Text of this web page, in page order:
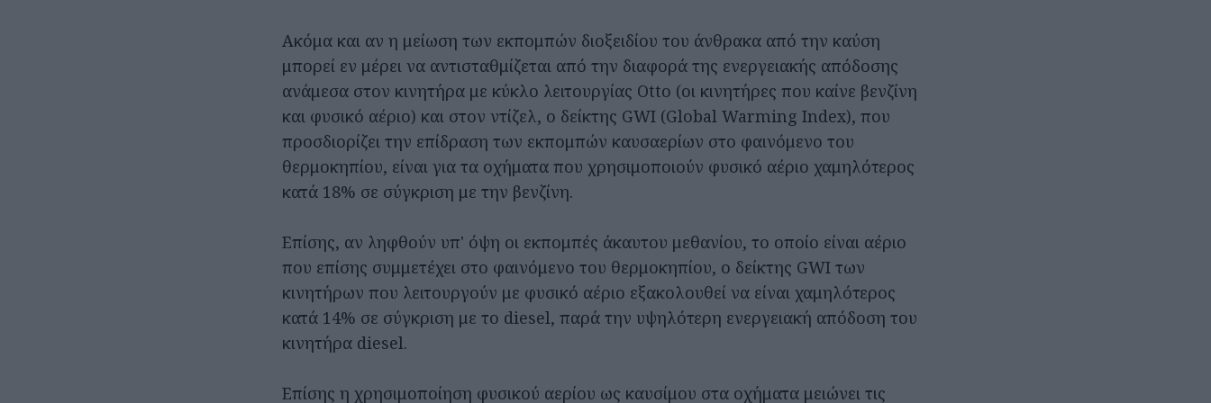
Ακόμα και αν η μείωση των εκπομπών διοξειδίου του άνθρακα από την καύση
μπορεί εν μέρει να αντισταθμίζεται από την διαφορά της ενεργειακής απόδοσης
ανάμεσα στον κινητήρα με κύκλο λειτουργίας Otto (οι κινητήρες που καίνε βενζίνη
και φυσικό αέριο) και στον ντίζελ, ο δείκτης GWI (Global Warming Index), που
προσδιορίζει την επίδραση των εκπομπών καυσαερίων στο φαινόμενο του
θερμοκηπίου, είναι για τα οχήματα που χρησιμοποιούν φυσικό αέριο χαμηλότερος
κατά 18% σε σύγκριση με την βενζίνη.
Επίσης, αν ληφθούν υπ' όψη οι εκπομπές άκαυτου μεθανίου, το οποίο είναι αέριο
που επίσης συμμετέχει στο φαινόμενο του θερμοκηπίου, ο δείκτης GWI των
κινητήρων που λειτουργούν με φυσικό αέριο εξακολουθεί να είναι χαμηλότερος
κατά 14% σε σύγκριση με το diesel, παρά την υψηλότερη ενεργειακή απόδοση του
κινητήρα diesel.
Επίσης η χρησιμοποίηση φυσικού αερίου ως καυσίμου στα οχήματα μειώνει τις